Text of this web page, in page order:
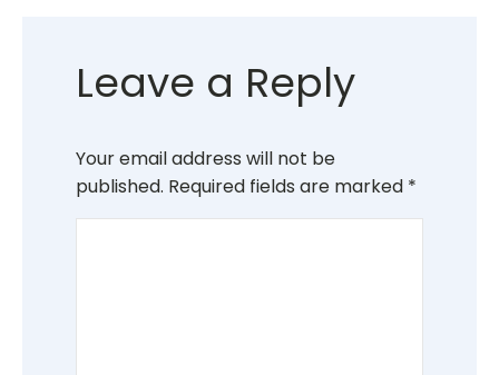
Leave a Reply
Your email address will not be
published. Required fields are marked *